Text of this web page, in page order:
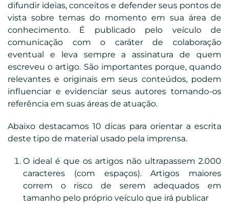
difundir ideias, conceitos e defender seus pontos de
vista sobre temas do momento em sua área de
conhecimento. É publicado pelo veículo de
comunicação com o caráter de colaboração
eventual e leva sempre a assinatura de quem
escreveu o artigo. São importantes porque, quando
relevantes e originais em seus conteúdos, podem
influenciar e evidenciar seus autores tornando-os
referência em suas áreas de atuação.
Abaixo destacamos 10 dicas para orientar a escrita
deste tipo de material usado pela imprensa.
O ideal é que os artigos não ultrapassem 2.000
caracteres (com espaços). Artigos maiores
correm o risco de serem adequados em
tamanho pelo próprio veículo que irá publicar